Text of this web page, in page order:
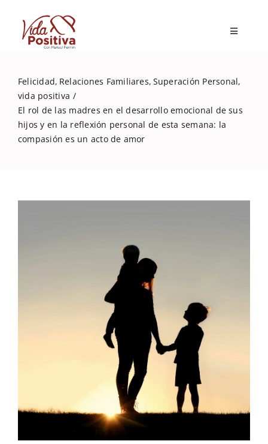
content
Toggle
Felicidad Relaciones Familiares Superación Personal
vida positiva
El rol de las madres en el desarrollo emocional de sus
hijos y en la reflexión personal de esta semana: la
compasión es un acto de amor